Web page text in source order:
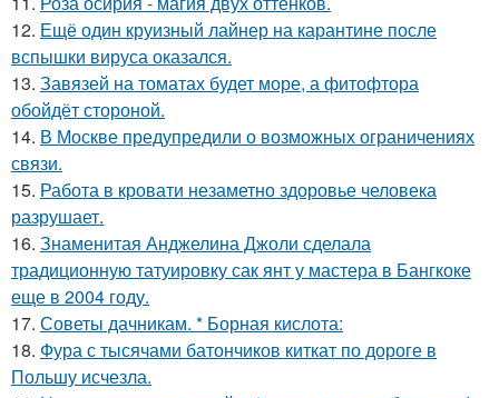
12. Ещё один круизный лайнер на карантине после
вспышки вируса оказался.
13. Завязей на томатах будет море, а фитофтора
обойдёт стороной.
14. В Москве предупредили о возможных ограничениях
связи.
15. Работа в кровати незаметно здоровье человека
разрушает.
16. Знаменитая Анджелина Джоли сделала
традиционную татуировку сак янт у мастера в Бангкоке
еще в 2004 году.
17. Советы дачникам. * Борная кислота:
18. Фура с тысячами батончиков киткат по дороге в
Польшу исчезла.